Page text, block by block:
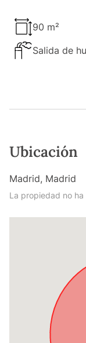
90 m²
Salida de
Ubicación
Madrid, Madrid
La propiedad no